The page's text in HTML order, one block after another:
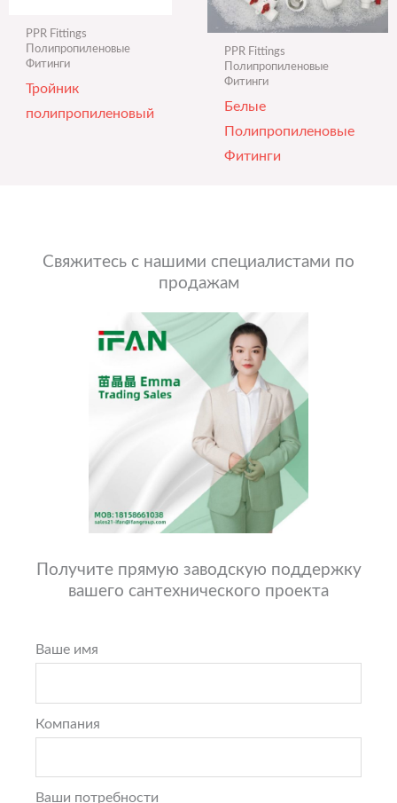
PPR Fittings
Полипропиленовые
Фитинги
Тройник
полипропиленовый
PPR Fittings
Полипропиленовые
Фитинги
Белые
Полипропиленовые
Фитинги
Свяжитесь с нашими специалистами по
продажам
Получите прямую заводскую поддержку
вашего сантехнического проекта
Ваше имя
Компания
Ваши потребности